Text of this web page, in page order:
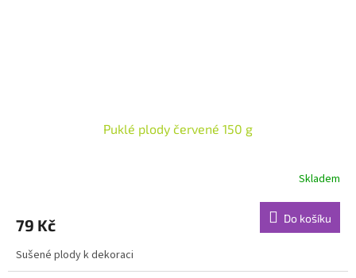
Puklé plody červené 150 g
Skladem
79 Kč Do košíku
Sušené plody k dekoraci